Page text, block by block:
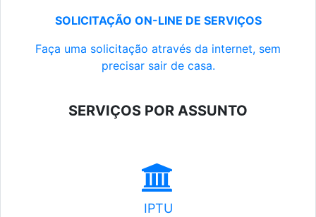
SOLICITAÇÃO ON-LINE DE SERVIÇOS
Faça uma solicitação através da internet, sem
precisar sair de casa.
SERVIÇOS POR ASSUNTO
IPTU